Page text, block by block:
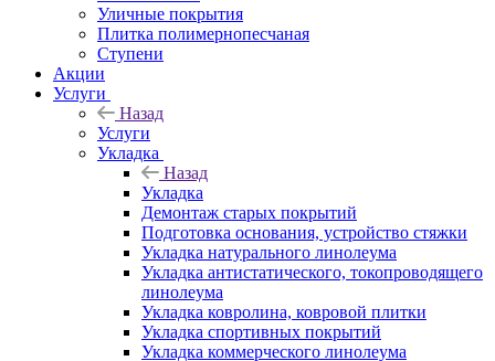
Уличные покрытия
Плитка полимернопесчаная
Ступени
Акции
Услуги
Назад
Услуги
Укладка
Назад
Укладка
Демонтаж старых покрытий
Подготовка основания, устройство стяжки
Укладка натурального линолеума
Укладка антистатического, токопроводящего
линолеума
Укладка ковролина, ковровой плитки
Укладка спортивных покрытий
Укладка коммерческого линолеума